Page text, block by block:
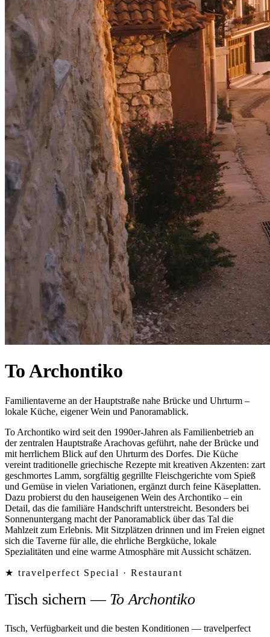
To Archontiko
Familientaverne an der Hauptstraße nahe Brücke und Uhrturm –
lokale Küche, eigener Wein und Panoramablick.
To Archontiko wird seit den 1990er-Jahren als Familienbetrieb an
der zentralen Hauptstraße Arachovas geführt, nahe der Brücke und
mit herrlichem Blick auf den Uhrturm des Dorfes. Die Küche
vereint traditionelle griechische Rezepte mit kreativen Akzenten: zart
geschmortes Lamm, sorgfältig gegrillte Fleischgerichte vom Spieß
und Gemüse in vielen Variationen, ergänzt durch feine Käseplatten.
Dazu probierst du den hauseigenen Wein des Archontiko – ein
Detail, das die familiäre Handschrift unterstreicht. Besonders bei
Sonnenuntergang macht der Panoramablick über das Tal die
Mahlzeit zum Erlebnis. Mit Sitzplätzen drinnen und im Freien eignet
sich die Taverne für alle, die ehrliche Bergküche, lokale
Spezialitäten und eine warme Atmosphäre mit Aussicht schätzen.
★ travelperfect Special · Restaurant
Tisch sichern— To Archontiko
Tisch, Verfügbarkeit und die besten Konditionen — travelperfect